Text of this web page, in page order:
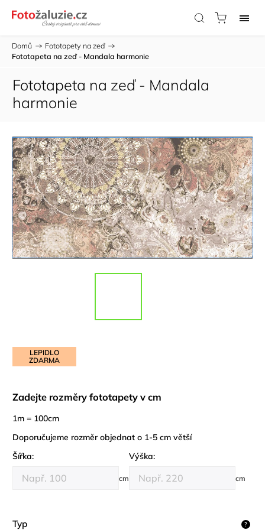
Domů / Fototapety na zeď /
Fototapeta na zeď - Mandala harmonie
Fototapeta na zeď - Mandala
harmonie
LEPIDLO
ZDARMA
Zadejte rozměry fototapety v cm
1m = 100cm
Doporučujeme rozměr objednat o 1-5 cm větší
Šířka:
cm
Výška:
cm
Typ ?